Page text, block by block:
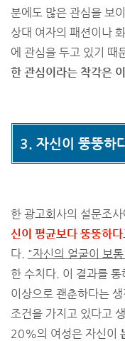
분에도 많은 관심을 보
상대 여자의 패션이나
에 관심을 두고 있기 때
한 관심이라는 착각은
3. 자신이 뚱뚱하
한 광고회사의 설문조사
신이 평균보다 뚱뚱하
다. "자신의 얼굴이 보
한 수치다. 이 결과를
이상으로 괜춘하다는
조건을 가지고 있다고
20%의 여성은 자신이